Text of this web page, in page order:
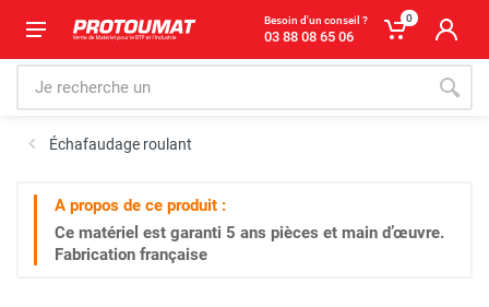
Besoin d'un conseil ?
03 88 08 65 06
0
Échafaudage roulant
A propos de ce produit :
Ce matériel est garanti 5 ans pièces et main d’œuvre.
Fabrication française